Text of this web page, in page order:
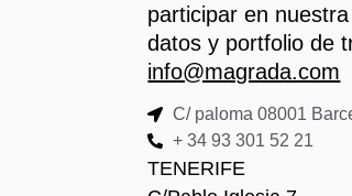
participar en
datos y portfolio de
info@magrada.com
C/ paloma 08001
+ 34 93 301 52 21
TENERIFE